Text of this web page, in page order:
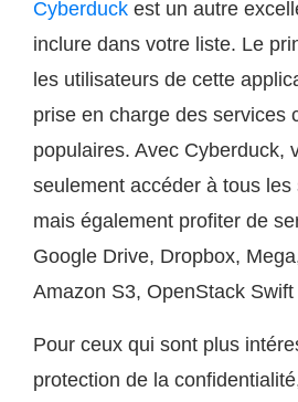
Cyberduck est un autre
inclure dans votre liste. Le
les utilisateurs de cette
prise en charge des services
populaires. Avec Cyberduck,
seulement accéder à tous les
mais également profiter de
Google Drive, Dropbox,
Amazon S3, OpenStack
Pour ceux qui sont plus
protection de la